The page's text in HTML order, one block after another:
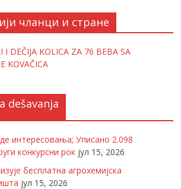
чланци и стране
I DEČIJA KOLICA ZA 76 BEBA SA
KOVAČICA
dešavanja
интересовања; Уписано 2.098
конкурсни рок јул 15, 2026
бесплатна агрохемијска
јул 15, 2026